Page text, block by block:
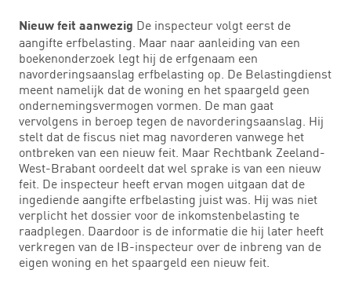
Nieuw feit aanwezig De inspecteur volgt eerst de
aangifte erfbelasting. Maar naar aanleiding van een
boekenonderzoek legt hij de erfgenaam een
navorderingsaanslag erfbelasting op. De Belastingdienst
meent namelijk dat de woning en het spaargeld geen
ondernemingsvermogen vormen. De man gaat
vervolgens in beroep tegen de navorderingsaanslag. Hij
stelt dat de fiscus niet mag navorderen vanwege het
ontbreken van een nieuw feit. Maar Rechtbank Zeeland-
West-Brabant oordeelt dat wel sprake is van een nieuw
feit. De inspecteur heeft ervan mogen uitgaan dat de
ingediende aangifte erfbelasting juist was. Hij was niet
verplicht het dossier voor de inkomstenbelasting te
raadplegen. Daardoor is de informatie die hij later heeft
verkregen van de IB-inspecteur over de inbreng van de
eigen woning en het spaargeld een nieuw feit.